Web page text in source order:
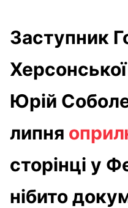
Заступник
Юрій
липня
сторінці у
нібито